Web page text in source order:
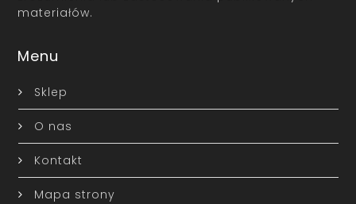
materiałów.
Menu
Sklep
O nas
Kontakt
Mapa strony